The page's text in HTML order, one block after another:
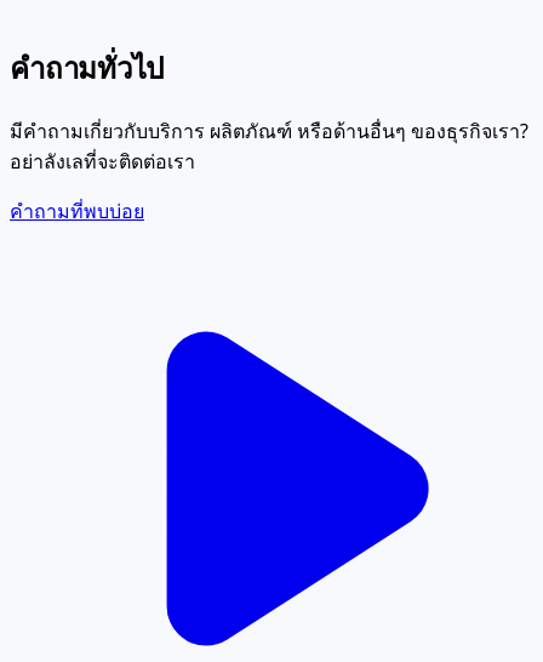
คำถามทั่วไป
มีคำถามเกี่ยวกับบริการ ผลิตภัณฑ์ หรือด้านอื่นๆ ของธุรกิจเรา?
อย่าลังเลที่จะติดต่อเรา
คำถามที่พบบ่อย